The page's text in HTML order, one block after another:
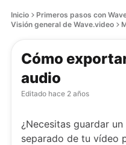
Inicio
Primeros pasos con
Visión general de Wave.video
Cómo
audio
Editado hace 2 años
¿Necesitas guardar
separado de tu vídeo